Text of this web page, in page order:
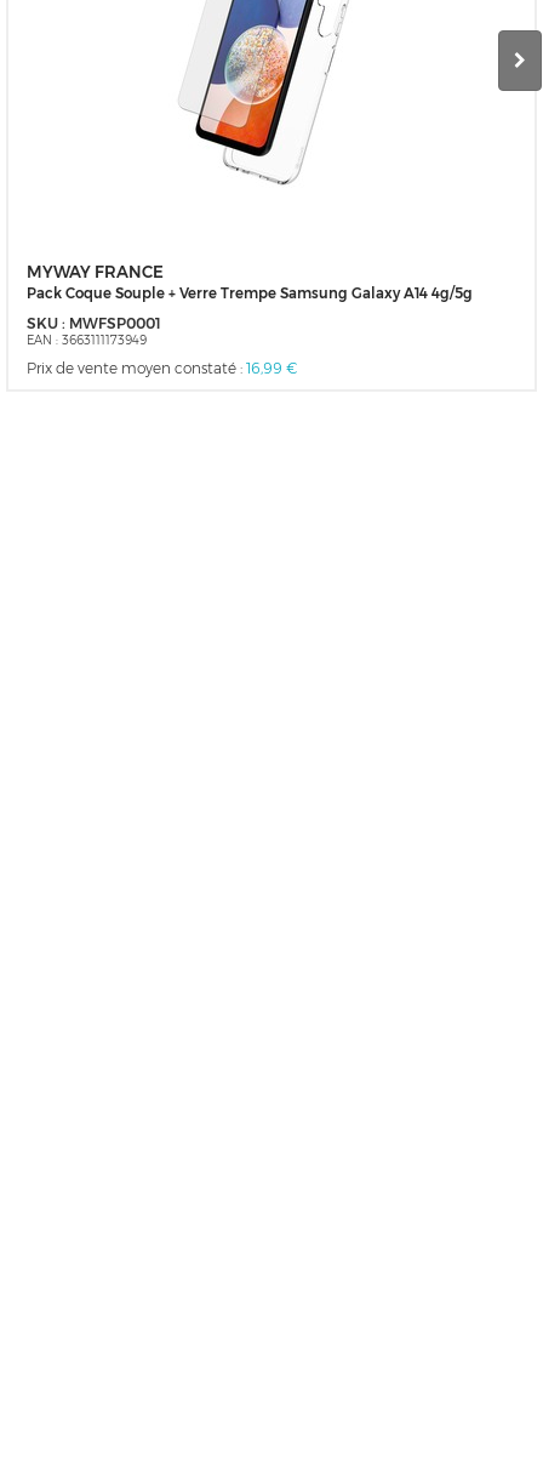
MYWAY FRANCE
Pack Coque Souple + Verre Trempe Samsung Galaxy A14 4g/5g
SKU : MWFSP0001
EAN : 3663111173949
Prix de vente moyen constaté : 16,99 €